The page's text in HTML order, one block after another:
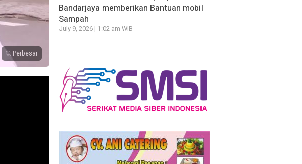
Perbesar
Bandarjaya memberikan Bantuan mobil
Sampah
July 9, 2026 | 1:02 am WIB